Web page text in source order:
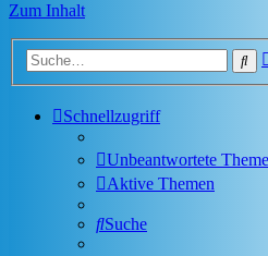
Zum Inhalt
Schnellzugriff
Unbeantwortete
Aktive Themen
Suche